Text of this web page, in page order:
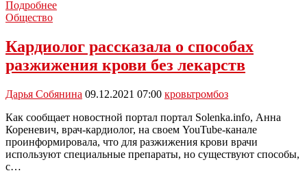
ПодробнееСпециалисты
тромбоза
после
Общество
Кардиолог рассказала о способах
разжижения крови без лекарств
Дарья Собянина 09.12.2021 07:00 кровьтромбоз
Как сообщает новостной портал портал Solenka.info, Анна
Кореневич, врач-кардиолог, на своем YouTube-канале
проинформировала, что для разжижения крови врачи
используют специальные препараты, но существуют способы,
с…